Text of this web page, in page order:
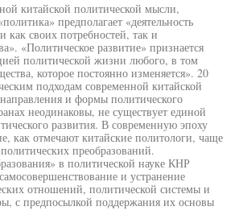
китайской политической мысли,
предполагает «деятельность
как своих потребностей, так и
«Политическое развитие» признается
политической жизни любого, в том
которое постоянно изменяется». 20
подходам современной китайской
и формы политического
неодинаковы, не существует единой
развития. В современную эпоху
как отмечают китайские политологи, чаще
преобразований.
в политической науке КНР
и устранение
отношений, политической системы и
с предпосылкой поддержания их основы